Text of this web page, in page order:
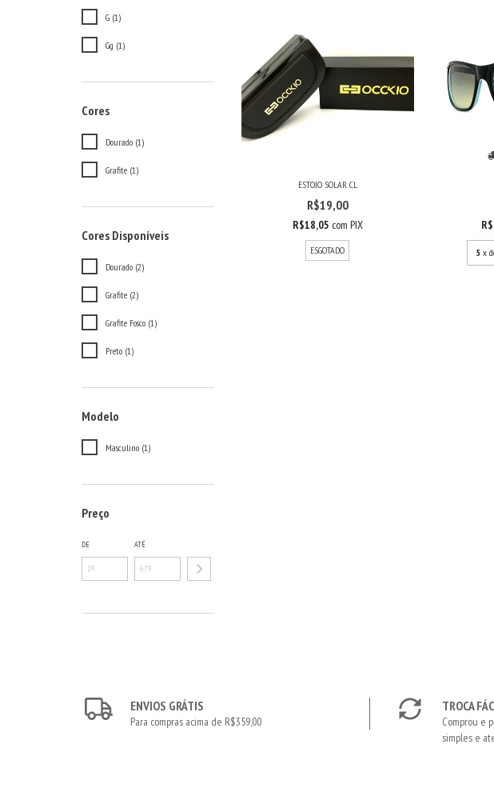
G (1)
Gg (1)
Cores
Dourado (1)
Grafite (1)
Cores Disponíveis
Dourado (2)
Grafite (2)
Grafite Fosco (1)
Preto (1)
Modelo
Masculino (1)
Preço
DE ATÉ
ESTOJO SOLAR CL
R$19,00
R$18,05 com PIX
ESGOTADO 5 x
ENVIOS GRÁTIS
Para compras acima de R$359,00
TROCA
Comprou e
simples e